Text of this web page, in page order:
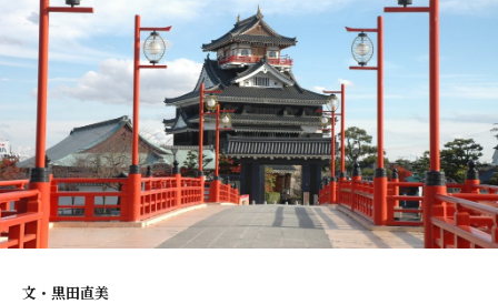
文・ 黒田直美